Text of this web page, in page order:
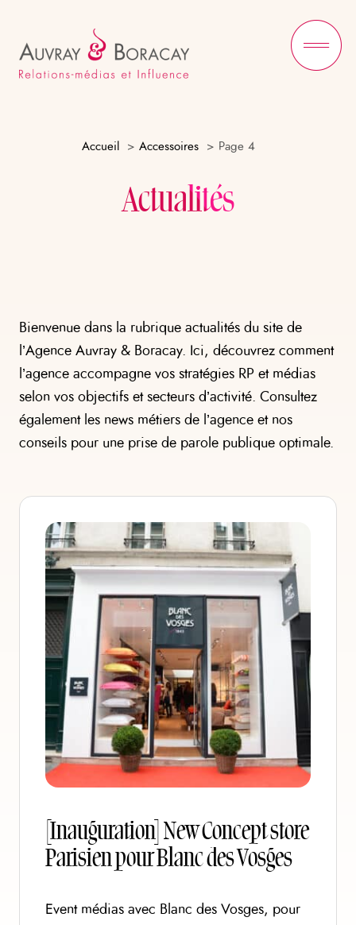
Accueil Accessoires Page 4
Actualités
Bienvenue dans la rubrique actualités du site de
l’Agence Auvray & Boracay. Ici, découvrez comment
l’agence accompagne vos stratégies RP et médias
selon vos objectifs et secteurs d’activité. Consultez
également les news métiers de l’agence et nos
conseils pour une prise de parole publique optimale.
[Inauguration] New Concept store
Parisien pour Blanc des Vosges
Event médias avec Blanc des Vosges, pour